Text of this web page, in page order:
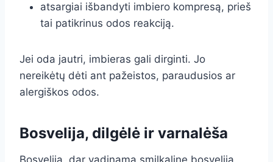
atsargiai išbandyti imbiero kompresą, prieš
tai patikrinus odos reakciją.
Jei oda jautri, imbieras gali dirginti. Jo
nereikėtų dėti ant pažeistos, paraudusios ar
alergiškos odos.
Bosvelija, dilgėlė ir varnalėša